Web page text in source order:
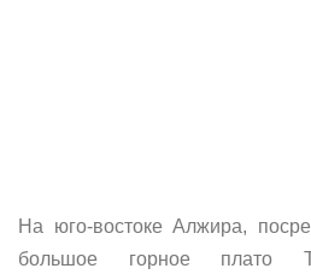
На юго-востоке Алжира,
большое горное плато